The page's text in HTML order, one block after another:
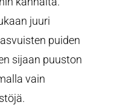
juuri
puiden
sijaan puuston
vain